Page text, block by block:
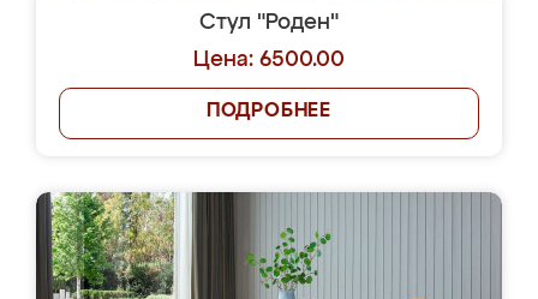
Стул "Роден"
Цена: 6500.00
ПОДРОБНЕЕ